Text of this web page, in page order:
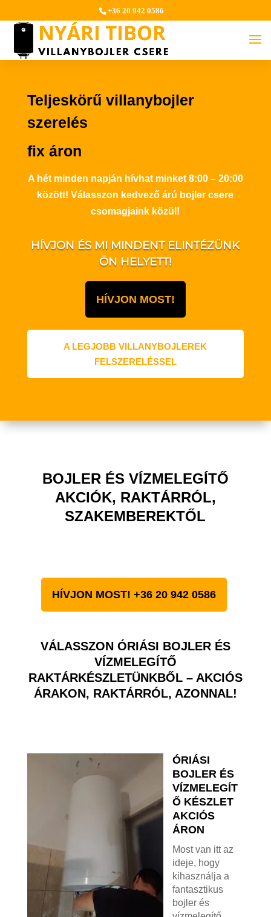
+36 20 942 0586
Teljeskörű villanybojler
szerelés
fix áron
A hét minden napján hívhat minket 8:00 – 20:00
között! Válasszon kedvező árú bojler csere
csomagjaink közül!
HÍVJON ÉS MI MINDENT ELINTÉZÜNK
ÖN HELYETT!
HÍVJON MOST!
A LEGJOBB VILLANYBOJLEREK
FELSZERELÉSSEL
BOJLER ÉS VÍZMELEGÍTŐ
AKCIÓK, RAKTÁRRÓL,
SZAKEMBEREKTŐL
HÍVJON MOST! +36 20 942 0586
VÁLASSZON ÓRIÁSI BOJLER ÉS
VÍZMELEGÍTŐ
RAKTÁRKÉSZLETÜNKBŐL – AKCIÓS
ÁRAKON, RAKTÁRRÓL, AZONNAL!
ÓRIÁSI
BOJLER ÉS
VÍZMELEGÍT
Ő KÉSZLET
AKCIÓS
ÁRON
Most van itt az
ideje, hogy
kihasználja a
fantasztikus
bojler és